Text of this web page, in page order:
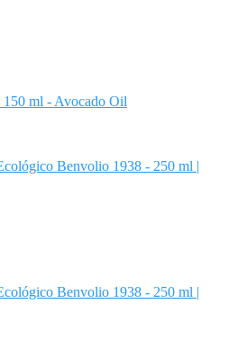
150 ml - Avocado Oil
Benvolio 1938 - 250 ml |
Benvolio 1938 - 250 ml |